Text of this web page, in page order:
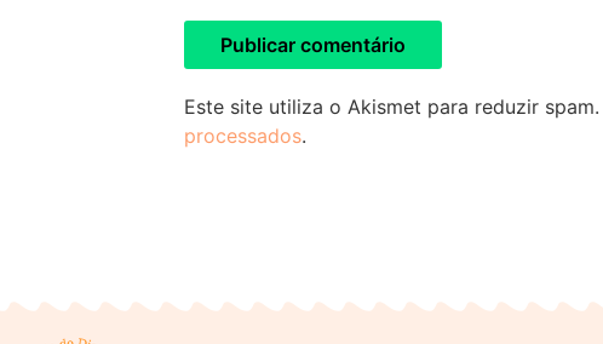
Este site utiliza o Akismet para reduzir spam.
processados.